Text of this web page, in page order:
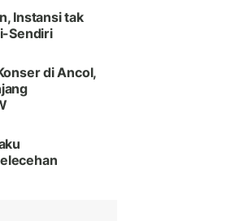
Instansi tak
Sendiri
di Ancol,